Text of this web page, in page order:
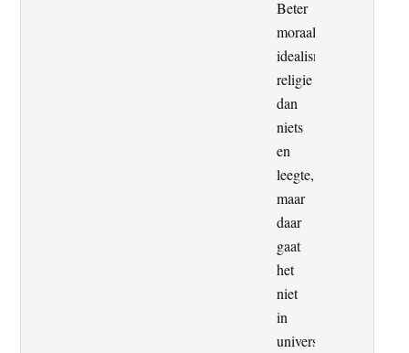
Beter
moraal,
idealisme,
religie
dan
niets
en
leegte,
maar
daar
gaat
het
niet
in
universele